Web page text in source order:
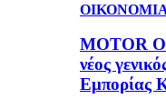
MOTOR
νέος
Εμπορίας